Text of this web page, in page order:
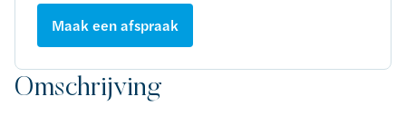
Maak een afspraak
Omschrijving